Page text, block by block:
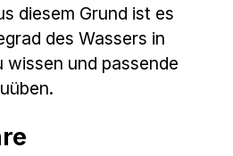
diesem Grund ist es
des Wassers in
wissen und passende